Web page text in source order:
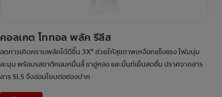
คอลเกต โททอล พลัค รีลีส
ลดการเกิดคราบพลัคได้ดีขึ้น 3X* ช่วยให้สุขภาพเหงือกแข็งแรง โฟมนุ่ม
ละมุน พร้อมรสชาติหอมหมื่นลี้ ชาอู่หลง และมิ้นท์เย็นสดชื่น ปราศจากสาร
สาร SLS จึงอ่อนโยนต่อช่องปาก